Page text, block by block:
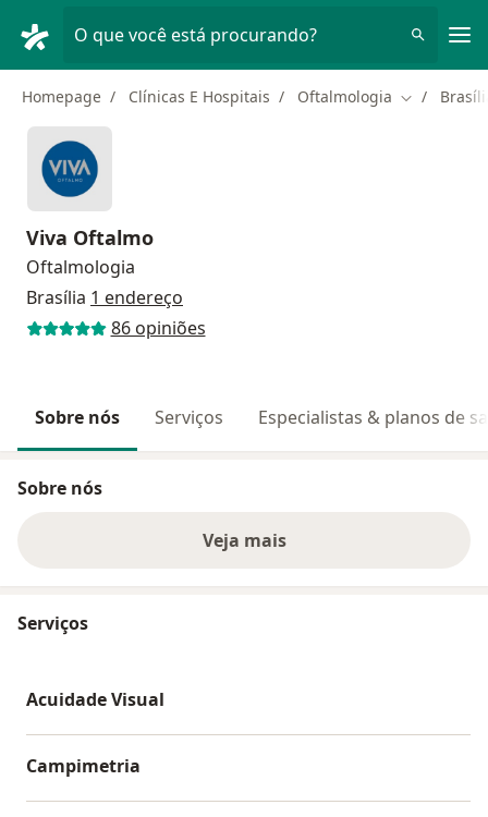
O que você está procurando?
Homepage Clínicas E Hospitais Oftalmologia Mudar de
Viva Oftalmo
Oftalmologia
Brasília 1 endereço
86 opiniões
Sobre nós Serviços Especialistas & planos de
Sobre nós
Veja mais
Serviços
Acuidade Visual
Campimetria